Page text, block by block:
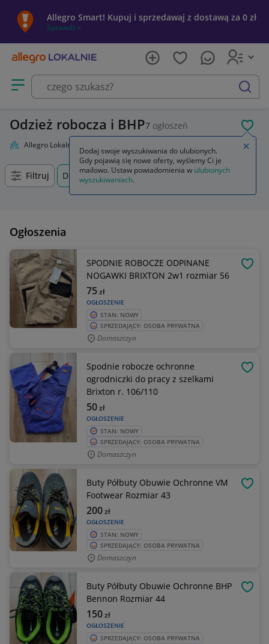
Allegro Smart! Kupuj i sprzedawaj z dostawą za 0 zł
Sprawdź »
Otwórz menu z kategoriami
szukaj
Odzież robocza i BHP7 ogłoszeń
Allegro Lokalnie Odzież robocza i BHP
Filtruj Domaszczyn, Dolnośląskie, +0 km
Ogłoszenia
SPODNIE ROBOCZE ODPINANE
NOGAWKI BRIXTON 2w1 rozmiar 56
OGŁOSZENIE
75zł
STAN: NOWY
SPRZEDAJĄCY: OSOBA PRYWATNA
Domaszczyn
Spodnie robocze ochronne
ogrodniczki do pracy z szelkami
Brixton r. 106/110
OGŁOSZENIE
50zł
STAN: NOWY
SPRZEDAJĄCY: OSOBA PRYWATNA
Domaszczyn
Buty Półbuty Obuwie Ochronne VM
Footwear Rozmiar 43
OGŁOSZENIE
200zł
STAN: NOWY
SPRZEDAJĄCY: OSOBA PRYWATNA
Domaszczyn
Buty Półbuty Obuwie Ochronne BHP
Bennon Rozmiar 44
OGŁOSZENIE
150zł
SPRZEDAJĄCY: OSOBA PRYWATNA
Dodaj swoje wyszukiwania do ulubionych.
Gdy pojawią się nowe oferty, wyślemy Ci je
mailowo. Ustaw powiadomienia w ulubionych
wyszukiwaniach.